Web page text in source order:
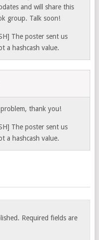
and will share this
group. Talk soon!
The poster sent us
a hashcash value.
thank you!
The poster sent us
a hashcash value.
Required fields are